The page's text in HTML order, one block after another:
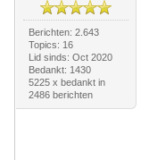
Berichten: 2.643
Topics: 16
Lid sinds: Oct 2020
Bedankt: 1430
5225 x bedankt in
2486 berichten